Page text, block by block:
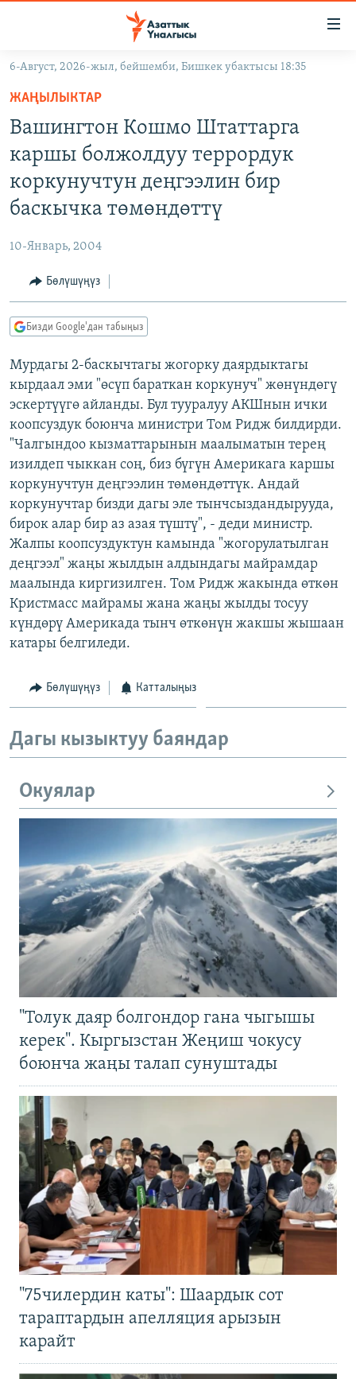
Навигацияга
өтүңүз
Издөөгө
салыңызКЫРГЫЗСТАН
УКРАИНА
АТАЙЫН ИЛИКТӨӨ
БҮГҮН АЗАТТЫКТА
ЭКСПЕРТТЕР ТАЛДАЙТ
БИЗ ЖАНА ДҮЙНӨ
ЭЖЕ-СИҢДИЛЕР
АЗАТТЫК+
ЫҢГАЙСЫЗ СУРООЛОР
ПОДКАСТ
ӨЗГӨЧӨ ПИКИР
Русский
ОНЛАЙН ШЕРИНЕ
ЭЕ/АРнун бардык сайттары
6-Август, 2026-жыл, бейшемби, Бишкек убактысы 18:35
ЖАҢЫЛЫКТАР
Вашингтон Кошмо Штаттарга
каршы болжолдуу террордук
коркунучтун деңгээлин бир
баскычка төмөндөттү
10-Январь, 2004
Бөлүшүңүз
Бизди Google'дан табыңыз
Мурдагы 2-баскычтагы жогорку даярдыктагы
кырдаал эми "өсүп бараткан коркунуч" жөнүндөгү
эскертүүгө айланды. Бул тууралуу АКШнын ички
коопсуздук боюнча министри Том Ридж билдирди.
"Чалгындоо кызматтарынын маалыматын терең
изилдеп чыккан соң, биз бүгүн Америкага каршы
коркунучтун деңгээлин төмөндөттүк. Андай
коркунучтар бизди дагы эле тынчсыздандырууда,
бирок алар бир аз азая түштү", - деди министр.
Жалпы коопсуздуктун камында "жогорулатылган
деңгээл" жаңы жылдын алдындагы майрамдар
маалында киргизилген. Том Ридж жакында өткөн
Кристмасс майрамы жана жаңы жылды тосуу
күндөрү Америкада тынч өткөнүн жакшы жышаан
катары белгиледи.
Бөлүшүңүз Катталыңыз
Дагы кызыктуу баяндар
Окуялар
"Толук даяр болгондор гана чыгышы
керек". Кыргызстан Жеңиш чокусу
боюнча жаңы талап сунуштады
"75чилердин каты": Шаардык сот
тараптардын апелляция арызын
карайт